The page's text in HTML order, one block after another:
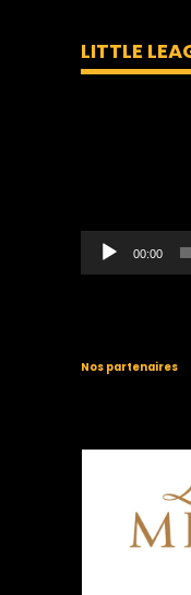
LITTLE
00:00
Nos partenaires